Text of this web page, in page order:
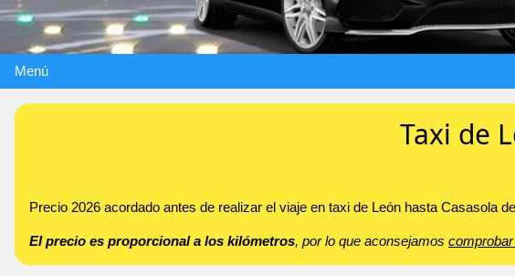
Menú
Taxi de
Precio 2026 acordado antes de realizar el viaje en taxi de León hasta Casasola
El precio es proporcional a los kilómetros, por lo que aconsejamos